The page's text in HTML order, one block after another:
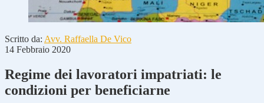
Scritto da: Avv. Raffaella De Vico
14 Febbraio 2020
Regime dei lavoratori impatriati: le
condizioni per beneficiarne